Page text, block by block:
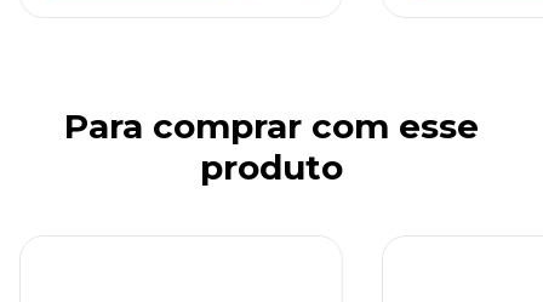
Para comprar com esse
produto